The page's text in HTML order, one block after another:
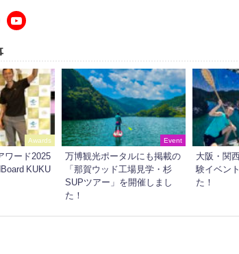
Awards
ワード2025
KUKU
Event
万博観光ポータルにも掲載の
「那賀ウッド工場見学・杉
SUPツアー」を開催しまし
た！
大阪・関
験イベン
た！